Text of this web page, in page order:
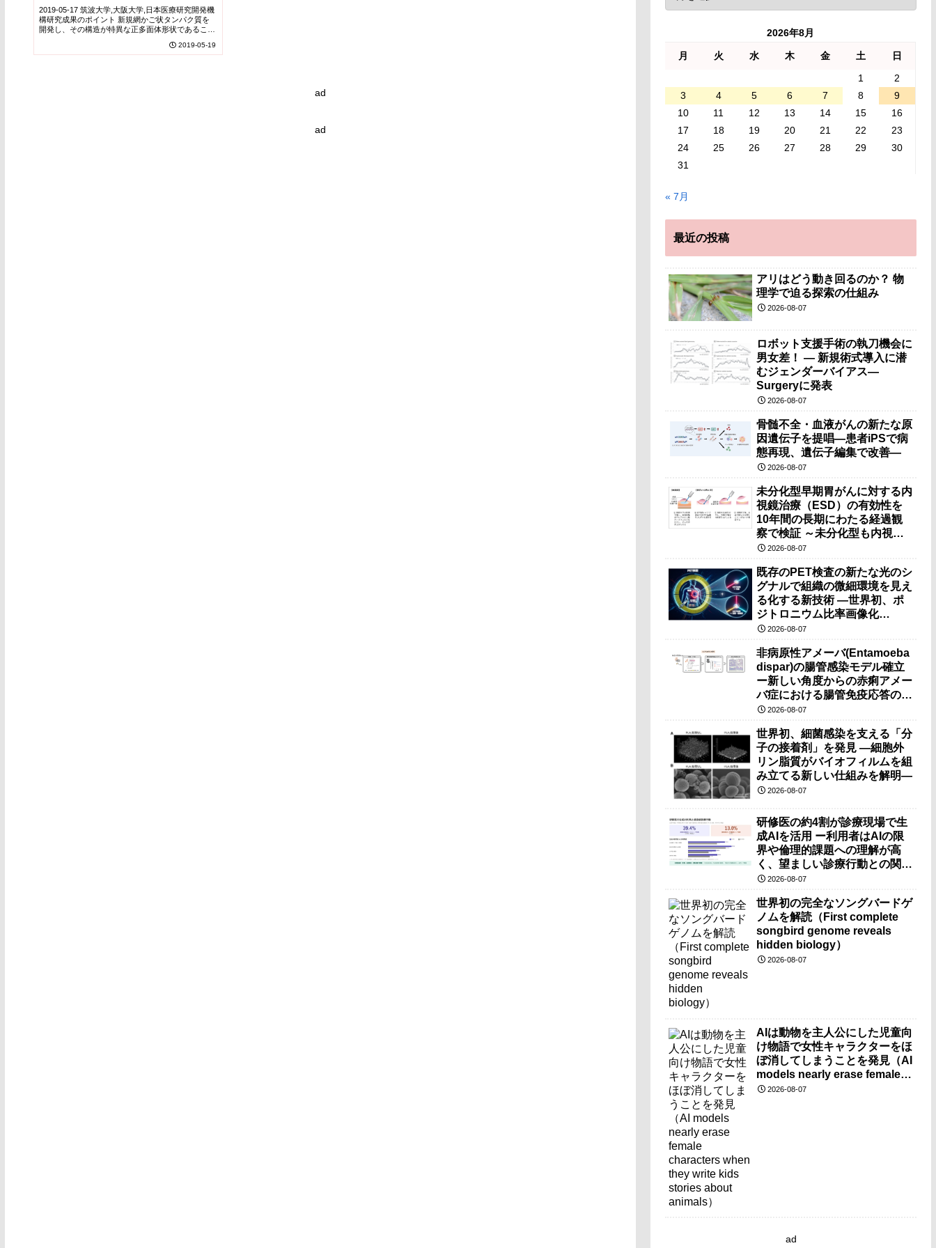
2019-05-17 筑波大学,大阪大学,日本医療研究開発機
構研究成果のポイント 新規網かご状タンパク質を
開発し、その構造が特異な正多面体形状であること
は、丈夫で安定でありながら、閉じたり開いたり...
2019-05-19
ad
ad
2026年8月
月 火 水 木 金 土
日
1
2
3
4 5 6 7 8
9
10
11 12 13 14 15
16
17
18 19 20 21 22
23
24
25 26 27 28 29
30
31
« 7月
最近の投稿
アリはどう動き回るのか？ 物
理学で迫る探索の仕組み
2026-08-07
ロボット支援手術の執刀機会に
男女差！ — 新規術式導入に潜
むジェンダーバイアス—
Surgeryに発表
2026-08-07
骨髄不全・血液がんの新たな原
因遺伝子を提唱―患者iPSで病
態再現、遺伝子編集で改善―
2026-08-07
未分化型早期胃がんに対する内
視鏡治療（ESD）の有効性を
10年間の長期にわたる経過観
察で検証 ～未分化型も内視鏡
治療で胃の温存が可能～
2026-08-07
既存のPET検査の新たな光のシ
グナルで組織の微細環境を見え
る化する新技術 ―世界初、ポ
ジトロニウム比率画像化
（PRI）の原理検証に成功―
2026-08-07
非病原性アメーバ(Entamoeba
dispar)の腸管感染モデル確立
ー新しい角度からの赤痢アメー
バ症における腸管免疫応答の理
解に期待ー
2026-08-07
世界初、細菌感染を支える「分
子の接着剤」を発見 ―細胞外
リン脂質がバイオフィルムを組
み立てる新しい仕組みを解明―
2026-08-07
研修医の約4割が診療現場で生
成AIを活用 ー利用者はAIの限
界や倫理的課題への理解が高
く、望ましい診療行動との関連
も確認ー
2026-08-07
世界初の完全なソングバードゲ
ノムを解読（First complete
songbird genome reveals
hidden biology）
2026-08-07
AIは動物を主人公にした児童向
け物語で女性キャラクターをほ
ぼ消してしまうことを発見（AI
models nearly erase female
characters when they write
2026-08-07
ad